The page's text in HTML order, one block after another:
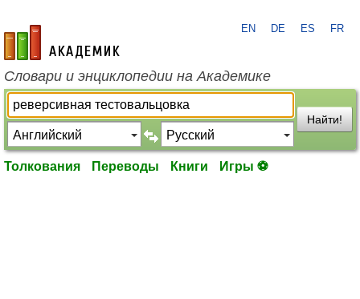
academic.ru
EN DE ES FR
Словари и энциклопедии на Академике
Найти!
Толкования Переводы Книги Игры ⚽